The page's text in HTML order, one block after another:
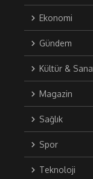
Ekonomi
Gündem
Kültür &
Magazin
Sağlık
Spor
Teknoloji